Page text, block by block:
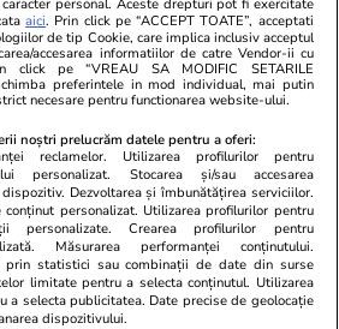
01 aug.
„Nici
nu i-ar
că
01 aug.
personal. Aceste drepturi pot fi exercitate
aici. Prin click pe “ACCEPT TOATE”, acceptati
de tip Cookie, care implica inclusiv acceptul
accesarea informatiilor de catre Vendor-ii cu
click pe “VREAU SA MODIFIC SETARILE
preferintele in mod individual, mai putin
necesare pentru functionarea website-ului.
noștri prelucrăm datele pentru a oferi:
reclamelor. Utilizarea profilurilor pentru
personalizat. Stocarea și/sau accesarea
Dezvoltarea și îmbunătățirea serviciilor.
personalizat. Utilizarea profilurilor pentru
personalizate. Crearea profilurilor pentru
Măsurarea performanței conținutului.
prin statistici sau combinații de date din surse
limitate pentru a selecta conținutul. Utilizarea
a selecta publicitatea. Date precise de geolocație
dispozitivului.